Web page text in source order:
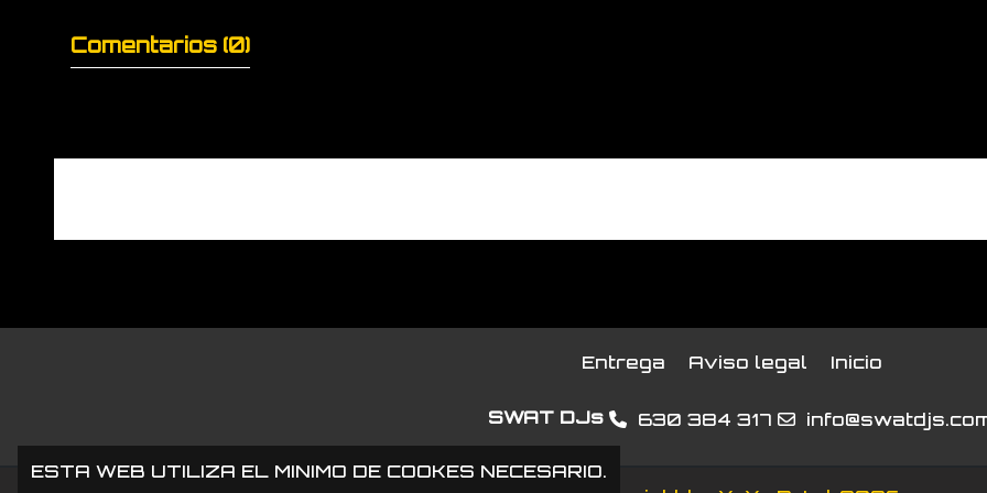
Comentarios (0)
Entrega Aviso legal Inicio
SWAT DJs 630 384 317
ESTA WEB UTILIZA EL MINIMO DE COOKES NECESARIO.